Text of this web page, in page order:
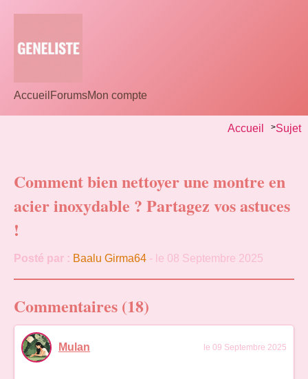
Accueil ForumsMon compte
Accueil >Sujet
Comment bien nettoyer une montre en
acier inoxydable ? Partagez vos astuces
!
Posté par : Baalu Girma64 - le 08 Septembre 2025
Commentaires (18)
Mulan le 09 Septembre 2025